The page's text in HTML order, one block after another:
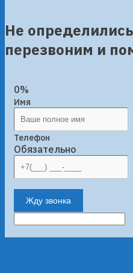
Не
перезвоним и
0%
Имя
Телефон
Обязательно
Жду звонка